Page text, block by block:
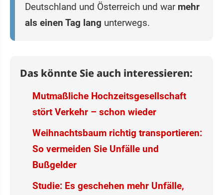
Deutschland und Österreich und war mehr
als einen Tag lang unterwegs.
Das könnte Sie auch interessieren:
Mutmaßliche Hochzeitsgesellschaft
stört Verkehr – schon wieder
Weihnachtsbaum richtig transportieren:
So vermeiden Sie Unfälle und
Bußgelder
Studie: Es geschehen mehr Unfälle,